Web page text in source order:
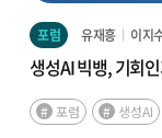
포럼 유재흥 이지
생성AI 빅뱅, 기회
포럼 생성AI